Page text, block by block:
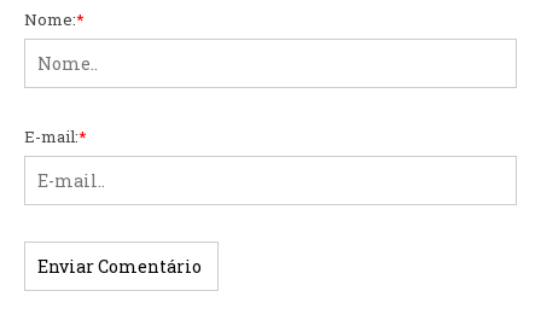
Nome:*
E-mail:*